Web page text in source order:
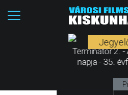
Terminátor 2. -
napja - 35.